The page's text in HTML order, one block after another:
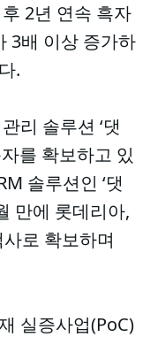
2년 연속 흑자
3배 이상 증가하
.
리 솔루션 ‘댓
를 확보하고 있
솔루션인 ‘댓
만에 롯데리아,
로 확보하며
실증사업(PoC)